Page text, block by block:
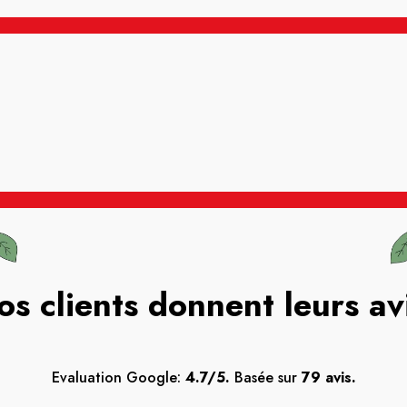
clients donnent leurs
Evaluation Google: 4.7/5. Basée sur 79 avis.